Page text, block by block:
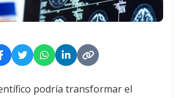
podría transformar el